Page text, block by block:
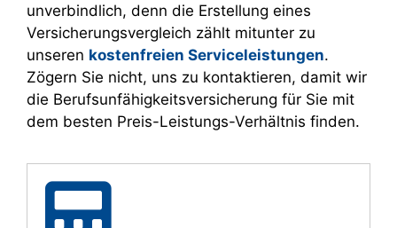
unverbindlich, denn die Erstellung eines
Versicherungsvergleich zählt mitunter zu
unseren kostenfreien Serviceleistungen.
Zögern Sie nicht, uns zu kontaktieren, damit wir
die Berufsunfähigkeitsversicherung für Sie mit
dem besten Preis-Leistungs-Verhältnis finden.